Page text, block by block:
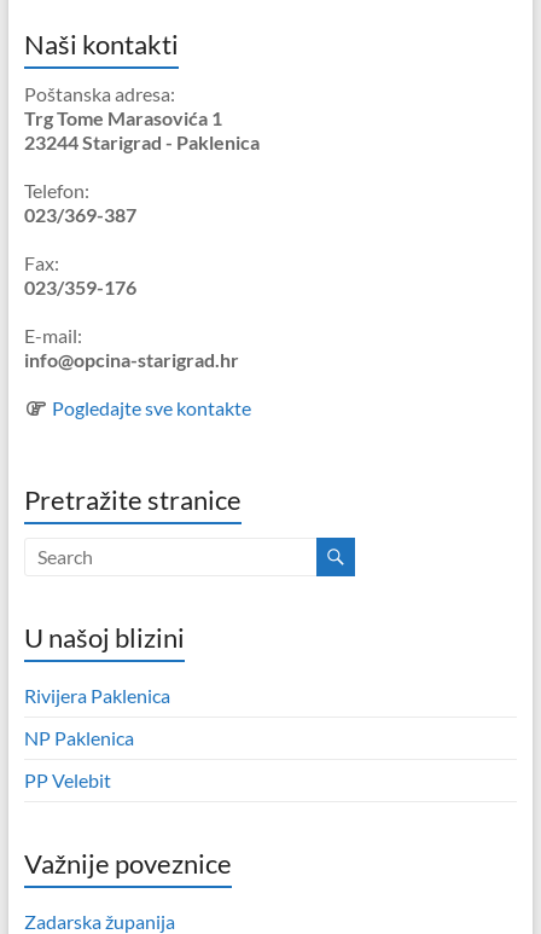
Naši kontakti
Poštanska adresa:
Trg Tome Marasovića 1
23244 Starigrad - Paklenica
Telefon:
023/369-387
Fax:
023/359-176
E-mail:
info@opcina-starigrad.hr
Pogledajte sve kontakte
Pretražite stranice
U našoj blizini
Rivijera Paklenica
NP Paklenica
PP Velebit
Važnije poveznice
Zadarska županija